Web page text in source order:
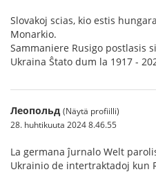
Slovakoj scias, kio estis
Monarkio.
Sammaniere Rusigo postlasis
Ukraina Ŝtato dum la 1917 -
Леопольд (Näytä profiilli)
28. huhtikuuta 2024 8.46.55
La germana ĵurnalo Welt
Ukrainio de intertraktadoj kun